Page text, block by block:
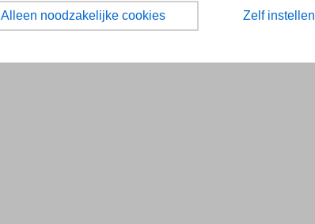
Alleen noodzakelijke cookies Zelf instellen